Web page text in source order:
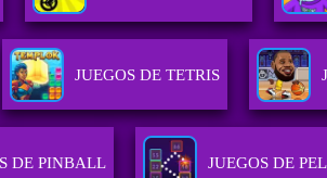
JUEGOS DE TETRIS
DE PINBALL JUEGOS DE